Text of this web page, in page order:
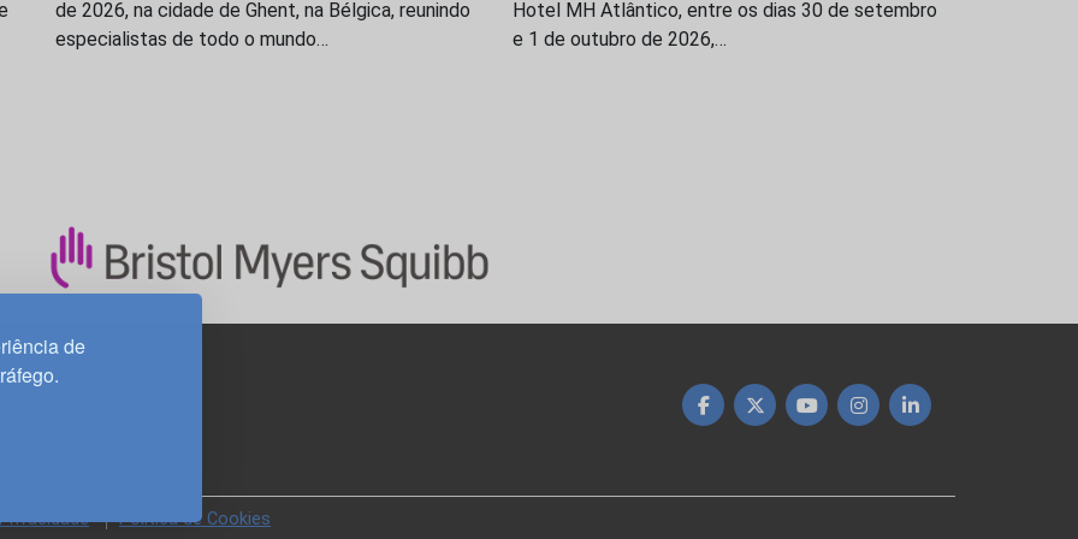
de
de 2026, na cidade de Ghent, na Bélgica, reunindo
especialistas de todo o mundo…
Hotel MH Atlântico, entre os dias 30 de setembro
e 1 de outubro de 2026,…
Política de Cookies